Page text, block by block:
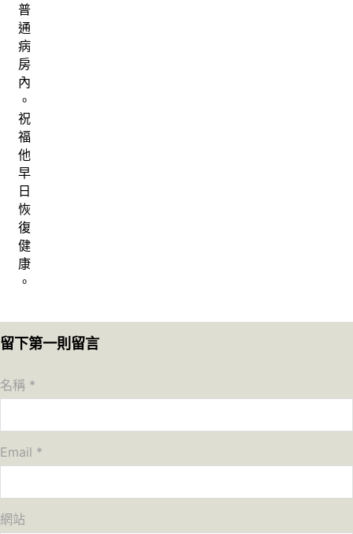
普
通
病
房
內
。
祝
福
他
早
日
恢
復
健
康
。
留下第一則留言
名稱 *
Email *
網站